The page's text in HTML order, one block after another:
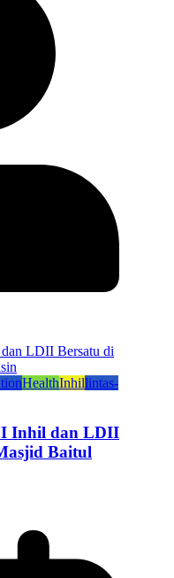
HealthInhillintas-
Inhil dan LDII
Baitul